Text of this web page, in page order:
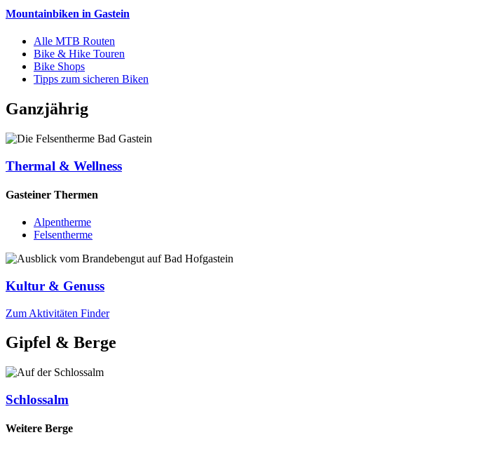
Mountainbiken in Gastein
Alle MTB Routen
Bike & Hike Touren
Bike Shops
Tipps zum sicheren Biken
Ganzjährig
Thermal & Wellness
Gasteiner Thermen
Alpentherme
Felsentherme
Kultur & Genuss
Zum Aktivitäten Finder
Gipfel & Berge
Schlossalm
Weitere Berge